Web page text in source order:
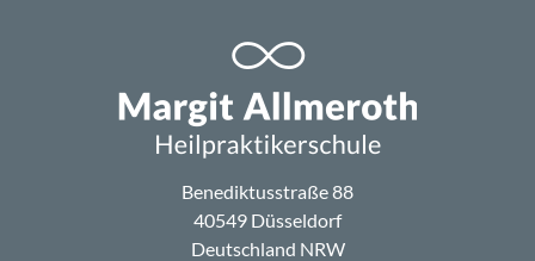
Benediktusstraße 88
40549 Düsseldorf
Deutschland NRW